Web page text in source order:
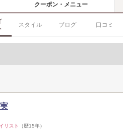
クーポン・メニュー
スタイル ブログ 口コミ
リスト
（歴15年）